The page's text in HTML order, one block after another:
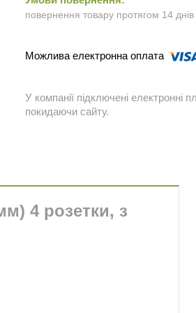
повернення товару протягом 14 днів
У компанії підключені електронні
покидаючи сайту.
4 розетки, з